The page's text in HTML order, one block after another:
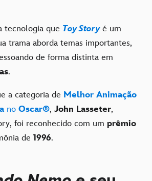
tecnologia que Toy Storyé um
trama aborda temas importantes,
de forma distinta em
.
a categoria de Melhor Animação
no Oscar®, John Lasseter,
foi reconhecido com um prêmio
de 1996.